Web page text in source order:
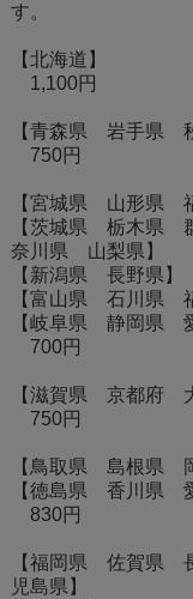
す。
【北海道】
1,100円
【青森県 岩手県
750円
【宮城県 山形県
【茨城県 栃木県
奈川県 山梨県】
【新潟県 長野県】
【富山県 石川県
【岐阜県 静岡県
700円
【滋賀県 京都府
750円
【鳥取県 島根県
【徳島県 香川県
830円
【福岡県 佐賀県
児島県】